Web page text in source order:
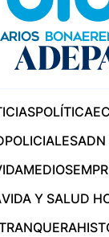
POLÍTICA
POLICIALESADN
MEDIOS
VIDA Y SALUD